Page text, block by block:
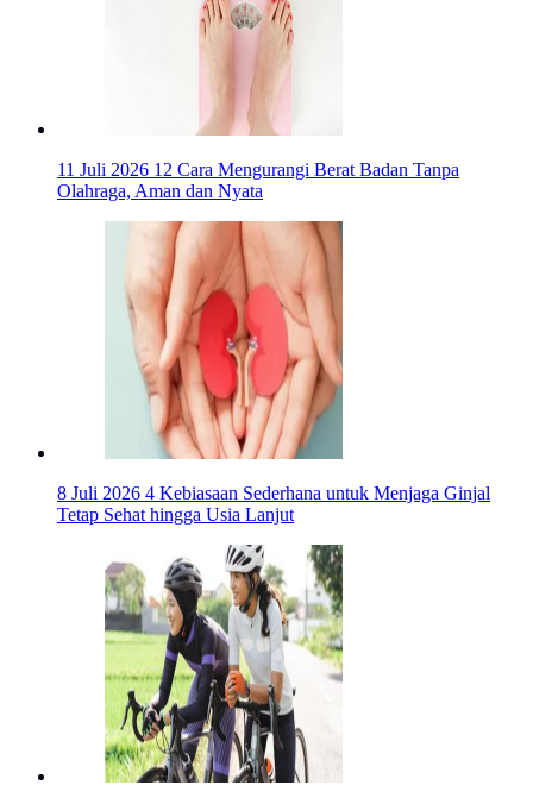
11 Juli 2026 12 Cara Mengurangi Berat Badan Tanpa
Olahraga, Aman dan Nyata
8 Juli 2026 4 Kebiasaan Sederhana untuk Menjaga Ginjal
Tetap Sehat hingga Usia Lanjut